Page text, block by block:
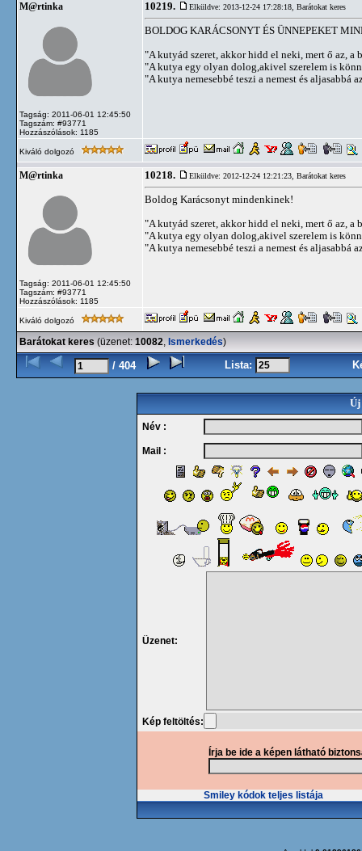
M@rtinka
Tagság: 2011-06-01 12:45:50
Tagszám: #93771
Hozzászólások: 1185
10219. Elküldve: 2013-12-24 17:28:18, Barátokat keres
BOLDOG KARÁCSONYT ÉS ÜNNEPEKET
"A kutyád szeret, akkor hidd el neki, mert ő az, a
"A kutya egy olyan dolog,akivel szerelem is
"A kutya nemesebbé teszi a nemest és aljasabbá
Kiváló dolgozó
M@rtinka
Tagság: 2011-06-01 12:45:50
Tagszám: #93771
Hozzászólások: 1185
10218. Elküldve: 2012-12-24 12:21:23, Barátokat keres
Boldog Karácsonyt mindenkinek!
"A kutyád szeret, akkor hidd el neki, mert ő az, a
"A kutya egy olyan dolog,akivel szerelem is
"A kutya nemesebbé teszi a nemest és aljasabbá
Kiváló dolgozó
Barátokat keres (üzenet: 10082, Ismerkedés)
/ 404 Lista:
Új
Név :
Mail :
Üzenet:
Kép feltöltés:
Írja be ide a képen látható
Smiley kódok teljes listája